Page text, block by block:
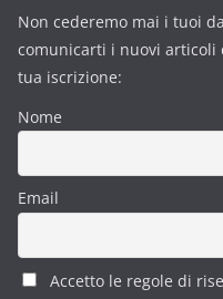
Non cederemo mai i tuoi
comunicarti i nuovi articoli
tua iscrizione:
Nome
Email
Accetto le regole di